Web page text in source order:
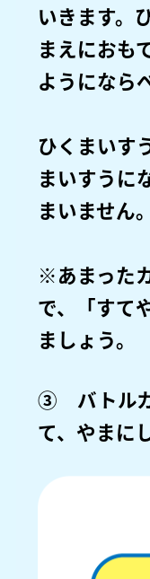
いきます。
まえにおも
ようになら
ひくまいす
まいすうに
まいません。
※あまった
で、「すて
ましょう。
③ バトルカ
て、やまに